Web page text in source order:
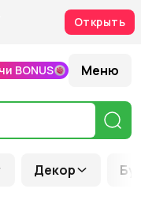
Открыть
Декор
BONUS Меню